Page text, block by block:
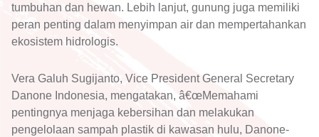
tumbuhan dan hewan. Lebih lanjut, gunung juga memiliki
peran penting dalam menyimpan air dan mempertahankan
ekosistem hidrologis.
Vera Galuh Sugijanto, Vice President General Secretary
Danone Indonesia, mengatakan, â€œMemahami
pentingnya menjaga kebersihan dan melakukan
pengelolaan sampah plastik di kawasan hulu, Danone-